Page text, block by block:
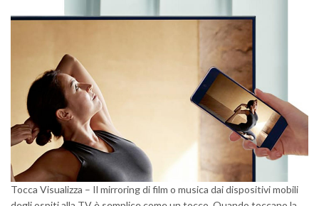
Tocca Visualizza – Il mirroring di film o musica dai dispositivi mobili